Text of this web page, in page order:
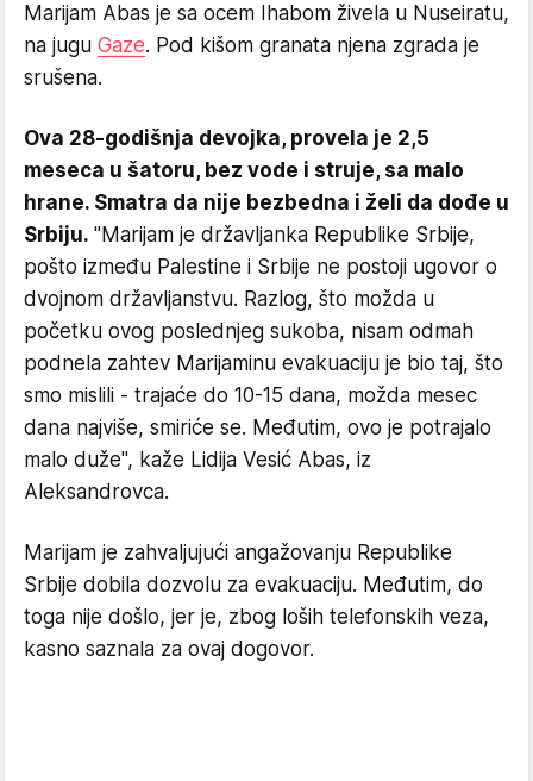
Marijam Abas je sa ocem Ihabom živela u Nuseiratu,
na jugu Gaze. Pod kišom granata njena zgrada je
srušena.
Ova 28-godišnja devojka, provela je 2,5
meseca u šatoru, bez vode i struje, sa malo
hrane. Smatra da nije bezbedna i želi da dođe u
Srbiju. "Marijam je državljanka Republike Srbije,
pošto između Palestine i Srbije ne postoji ugovor o
dvojnom državljanstvu. Razlog, što možda u
početku ovog poslednjeg sukoba, nisam odmah
podnela zahtev Marijaminu evakuaciju je bio taj, što
smo mislili - trajaće do 10-15 dana, možda mesec
dana najviše, smiriće se. Međutim, ovo je potrajalo
malo duže", kaže Lidija Vesić Abas, iz
Aleksandrovca.
Marijam je zahvaljujući angažovanju Republike
Srbije dobila dozvolu za evakuaciju. Međutim, do
toga nije došlo, jer je, zbog loših telefonskih veza,
kasno saznala za ovaj dogovor.